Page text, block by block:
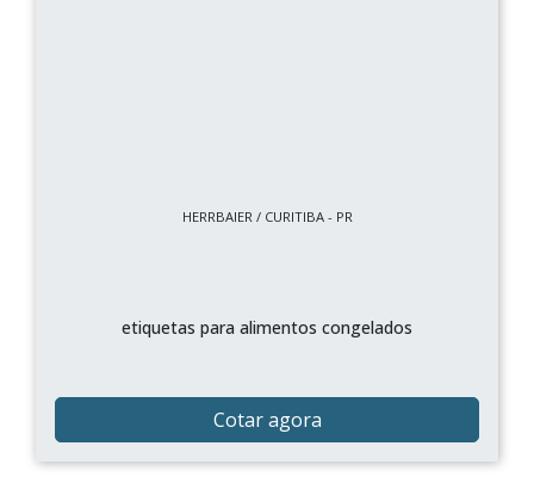
HERRBAIER / CURITIBA - PR
etiquetas para alimentos congelados
Cotar agora